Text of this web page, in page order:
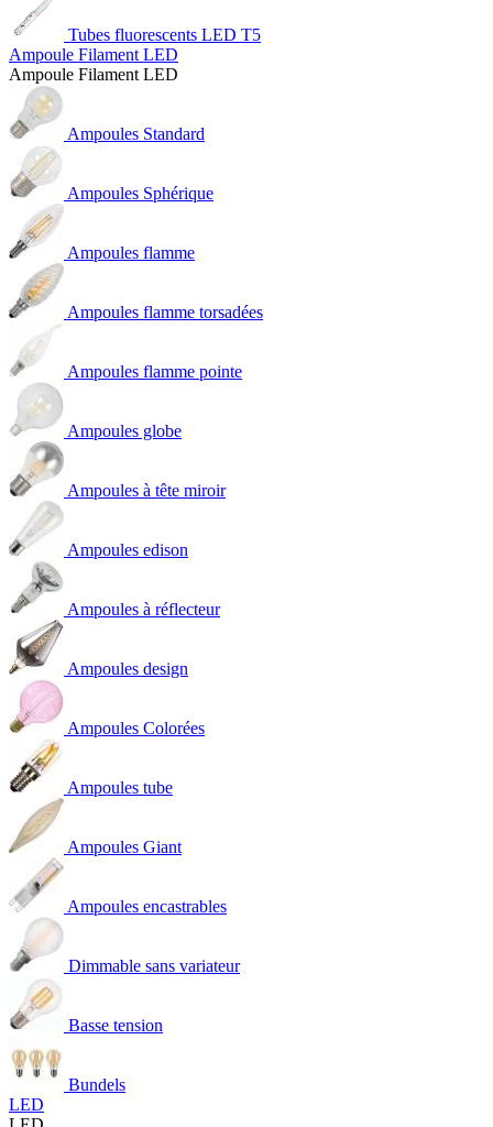
Tubes fluorescents LED T5
Ampoule Filament LED
Ampoule Filament LED
Ampoules Standard
Ampoules Sphérique
Ampoules flamme
Ampoules flamme torsadées
Ampoules flamme pointe
Ampoules globe
Ampoules à tête miroir
Ampoules edison
Ampoules à réflecteur
Ampoules design
Ampoules Colorées
Ampoules tube
Ampoules Giant
Ampoules encastrables
Dimmable sans variateur
Basse tension
Bundels
LED